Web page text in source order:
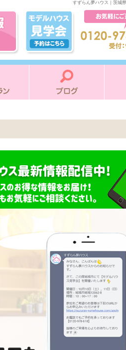
すずらん夢ハウス｜茨城